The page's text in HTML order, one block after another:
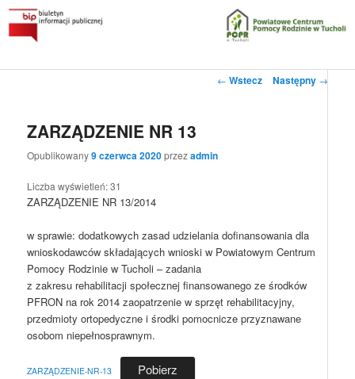
Przeskocz
do
tekstu
Biuletyn Informacji Publicznej
Powiatowe Centrum Pomocy Rodzinie w Tucholi
Główne
Zobacz
← Wstecz Następny →
ZARZĄDZENIE NR 13
Opublikowany9 czerwca 2020przezadmin
Liczba wyświetleń:31
ZARZĄDZENIE NR 13/2014
w sprawie: dodatkowych zasad udzielania dofinansowania dla
wnioskodawców składających wnioski w Powiatowym Centrum
Pomocy Rodzinie w Tucholi – zadania
z zakresu rehabilitacji społecznej finansowanego ze środków
PFRON na rok 2014 zaopatrzenie w sprzęt rehabilitacyjny,
przedmioty ortopedyczne i środki pomocnicze przyznawane
osobom niepełnosprawnym.
ZARZĄDZENIE-NR-13 Pobierz